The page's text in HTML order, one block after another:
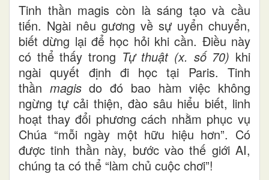
Tinh thần magis còn là sáng tạo và cầu
tiến. Ngài nêu gương về sự uyển chuyển,
biết dừng lại để học hỏi khi cần. Điều này
có thể thấy trong Tự thuật (x. số 70) khi
ngài quyết định đi học tại Paris. Tinh
thần magisdo đó bao hàm việc không
ngừng tự cải thiện, đào sâu hiểu biết, linh
hoạt thay đổi phương cách nhằm phục vụ
Chúa “mỗi ngày một hữu hiệu hơn”. Có
được tinh thần này, bước vào thế giới AI,
chúng ta có thể “làm chủ cuộc chơi”!